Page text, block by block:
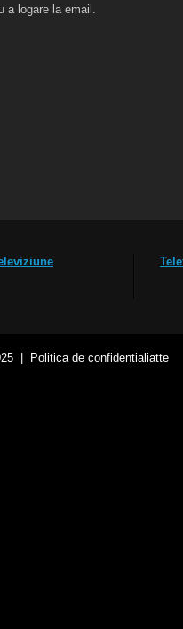
a logare la email.
Politica de confidentialiatte